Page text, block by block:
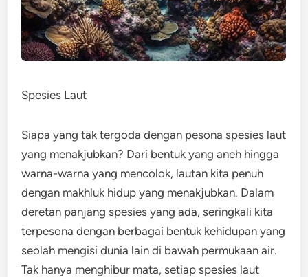
Spesies Laut
Siapa yang tak tergoda dengan pesona spesies laut
yang menakjubkan? Dari bentuk yang aneh hingga
warna-warna yang mencolok, lautan kita penuh
dengan makhluk hidup yang menakjubkan. Dalam
deretan panjang spesies yang ada, seringkali kita
terpesona dengan berbagai bentuk kehidupan yang
seolah mengisi dunia lain di bawah permukaan air.
Tak hanya menghibur mata, setiap spesies laut